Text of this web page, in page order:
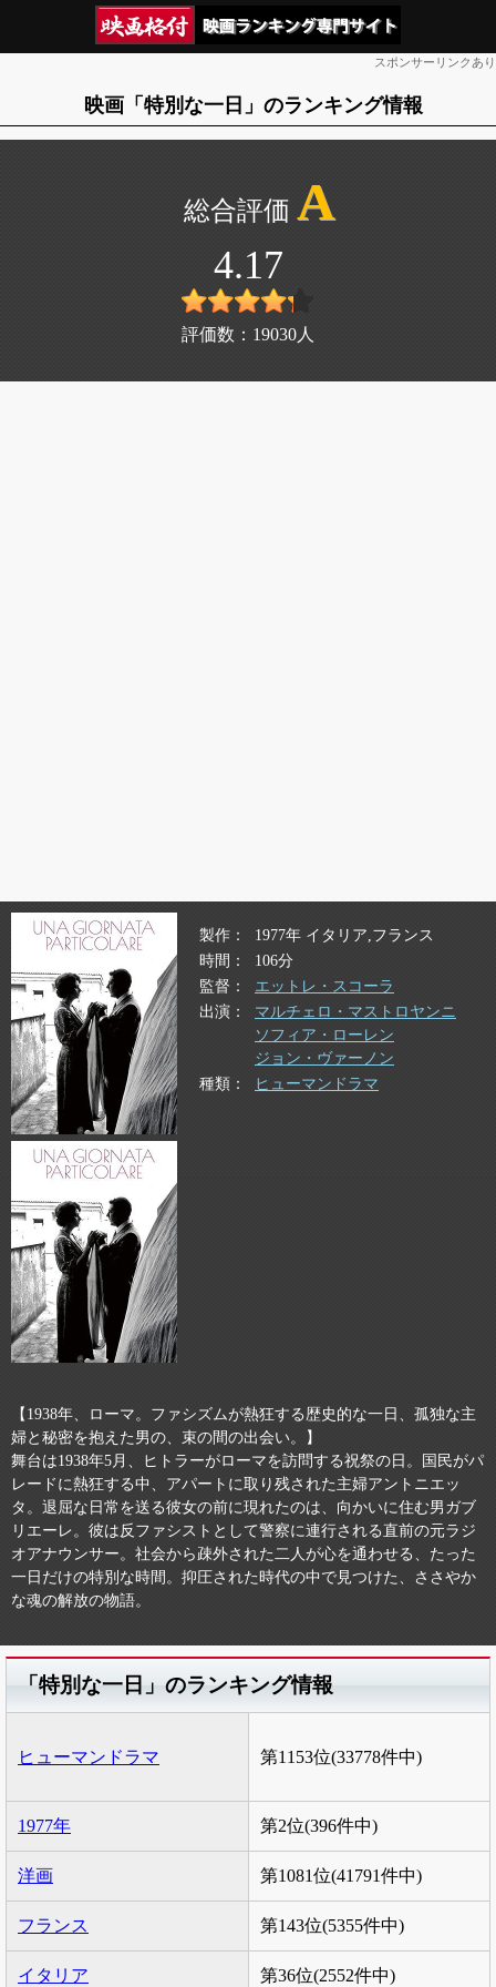
スポンサーリンクあり
映画「特別な一日」のランキング情報
A
4.17
評価数： 19030 人
製作
1977年 イタリア,フランス
時間
106分
監督
エットレ・スコーラ
出演
マルチェロ・マストロヤンニ
ソフィア・ローレン
ジョン・ヴァーノン
種類
ヒューマンドラマ
【1938年、ローマ。ファシズムが熱狂する歴史的な一日、孤独な主
婦と秘密を抱えた男の、束の間の出会い。】
舞台は1938年5月、ヒトラーがローマを訪問する祝祭の日。国民がパ
レードに熱狂する中、アパートに取り残された主婦アントニエッ
タ。退屈な日常を送る彼女の前に現れたのは、向かいに住む男ガブ
リエーレ。彼は反ファシストとして警察に連行される直前の元ラジ
オアナウンサー。社会から疎外された二人が心を通わせる、たった
一日だけの特別な時間。抑圧された時代の中で見つけた、ささやか
な魂の解放の物語。
「特別な一日」のランキング情報
ヒューマンドラマ 第1153位(33778件中)
1977年 第2位(396件中)
洋画 第1081位(41791件中)
フランス 第143位(5355件中)
イタリア 第36位(2552件中)